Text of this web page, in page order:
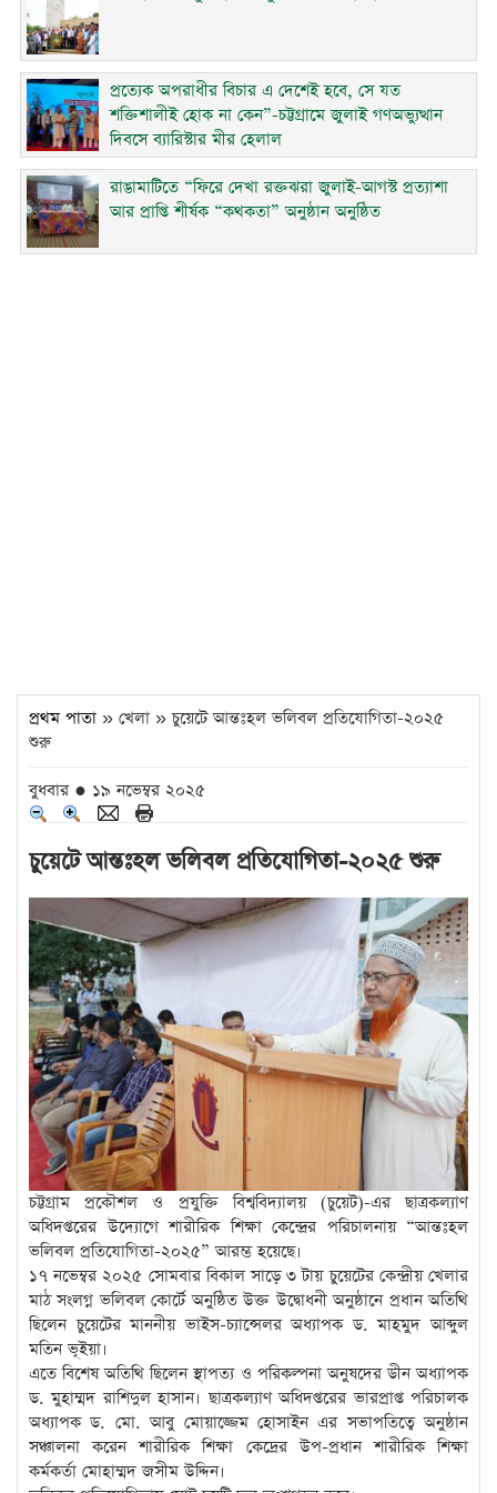
প্রত্যেক অপরাধীর বিচার এ দেশেই হবে, সে যত
শক্তিশালীই হোক না কেন”-চট্টগ্রামে জুলাই গণঅভ্যুত্থান
দিবসে ব্যারিস্টার মীর হেলাল
রাঙামাটিতে “ফিরে দেখা রক্তঝরা জুলাই-আগস্ট প্রত্যাশা
আর প্রাপ্তি শীর্ষক “কথকতা” অনুষ্ঠান অনুষ্ঠিত
প্রথম পাতা » খেলা » চুয়েটে আন্তঃহল ভলিবল প্রতিযোগিতা-২০২৫
শুরু
বুধবার ● ১৯ নভেম্বর ২০২৫
চুয়েটে আন্তঃহল ভলিবল প্রতিযোগিতা-২০২৫ শুরু
চট্টগ্রাম প্রকৌশল ও প্রযুক্তি বিশ্ববিদ্যালয় (চুয়েট)-এর ছাত্রকল্যাণ
অধিদপ্তরের উদ্যোগে শারীরিক শিক্ষা কেন্দ্রের পরিচালনায় “আন্তঃহল
ভলিবল প্রতিযোগিতা-২০২৫” আরম্ভ হয়েছে।
১৭ নভেম্বর ২০২৫ সোমবার বিকাল সাড়ে ৩ টায় চুয়েটের কেন্দ্রীয় খেলার
মাঠ সংলগ্ন ভলিবল কোর্টে অনুষ্ঠিত উক্ত উদ্বোধনী অনুষ্ঠানে প্রধান অতিথি
ছিলেন চুয়েটের মাননীয় ভাইস-চ্যান্সেলর অধ্যাপক ড. মাহমুদ আব্দুল
মতিন ভূইয়া।
এতে বিশেষ অতিথি ছিলেন স্থাপত্য ও পরিকল্পনা অনুষদের ডীন অধ্যাপক
ড. মুহাম্মদ রাশিদুল হাসান। ছাত্রকল্যাণ অধিদপ্তরের ভারপ্রাপ্ত পরিচালক
অধ্যাপক ড. মো. আবু মোয়াজ্জেম হোসাইন এর সভাপতিত্বে অনুষ্ঠান
সঞ্চালনা করেন শারীরিক শিক্ষা কেদ্রের উপ-প্রধান শারীরিক শিক্ষা
কর্মকর্তা মোহাম্মদ জসীম উদ্দিন।